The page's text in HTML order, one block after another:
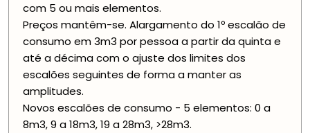
com 5 ou mais elementos.
Preços mantêm-se. Alargamento do 1º escalão de
consumo em 3m3 por pessoa a partir da quinta e
até a décima com o ajuste dos limites dos
escalões seguintes de forma a manter as
amplitudes.
Novos escalões de consumo - 5 elementos: 0 a
8m3, 9 a 18m3, 19 a 28m3, >28m3.